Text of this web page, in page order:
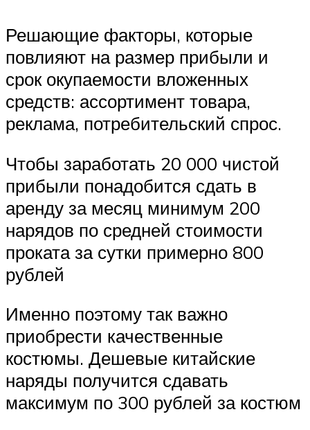
Решающие факторы, которые
повлияют на размер прибыли и
срок окупаемости вложенных
средств: ассортимент товара,
реклама, потребительский спрос.
Чтобы заработать 20 000 чистой
прибыли понадобится сдать в
аренду за месяц минимум 200
нарядов по средней стоимости
проката за сутки примерно 800
рублей
Именно поэтому так важно
приобрести качественные
костюмы. Дешевые китайские
наряды получится сдавать
максимум по 300 рублей за костюм